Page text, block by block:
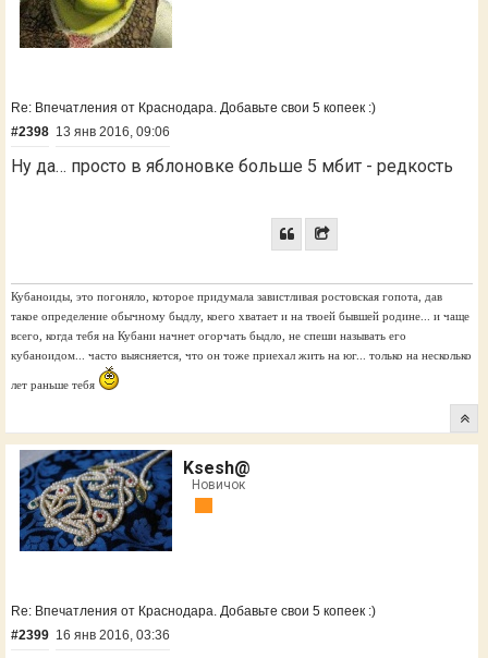
Re: Впечатления от Краснодара. Добавьте свои 5 копеек :)
#2398 13 янв 2016, 09:06
Ну да… просто в яблоновке больше 5 мбит - редкость
Кубаноиды, это погоняло, которое придумала завистливая ростовская гопота, дав
такое определение обычному быдлу, коего хватает и на твоей бывшей родине... и чаще
всего, когда тебя на Кубани начнет огорчать быдло, не спеши называть его
кубаноидом... часто выясняется, что он тоже приехал жить на юг... только на несколько
лет раньше тебя
Ksesh@
Новичок
Re: Впечатления от Краснодара. Добавьте свои 5 копеек :)
#2399 16 янв 2016, 03:36